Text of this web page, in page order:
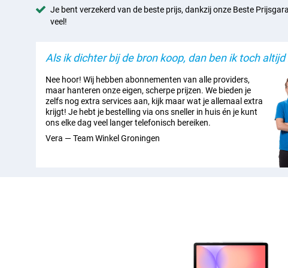
volwaardige Samsung-tablet met topfeatures in een compacter jasje.
onderweg wil werken of ontspannen.
Met een IP42-certificering is de Galaxy Tab S10 Lite WiFi + 5G
tablet ook geschikt voor gebruik in de keuken, tuin of onderweg. De
bouwkwaliteit zorgen ervoor dat hij tegen een stootje kan. Zo weet je
van je nieuwe tablet.
Je bent verzekerd van de beste prijs, dankzij onze Beste
veel!
Als ik dichter bij de bron koop, dan ben ik toch altijd
Nee hoor! Wij hebben abonnementen van alle providers,
maar hanteren onze eigen, scherpe prijzen. We bieden je
zelfs nog extra services aan, kijk maar wat je allemaal extra
krijgt! Je hebt je bestelling via ons sneller in huis én je kunt
ons elke dag veel langer telefonisch bereiken.
Vera — Team Winkel Groningen